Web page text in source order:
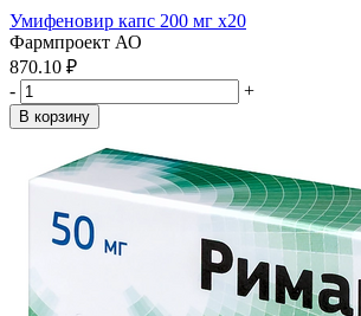
Умифеновир капс 200 мг x20
Фармпроект АО
870.10 ₽
-
+
В корзину